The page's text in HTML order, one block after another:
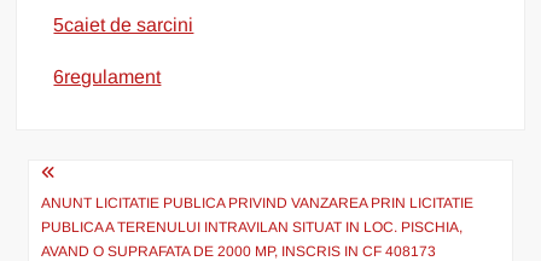
5caiet de sarcini
6regulament
Post
navigation
ANUNT LICITATIE PUBLICA PRIVIND VANZAREA PRIN LICITATIE
PUBLICA A TERENULUI INTRAVILAN SITUAT IN LOC. PISCHIA,
AVAND O SUPRAFATA DE 2000 MP, INSCRIS IN CF 408173